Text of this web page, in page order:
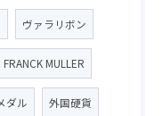
ヴァラリボン
FRANCK MULLER
ダル 外国硬貨